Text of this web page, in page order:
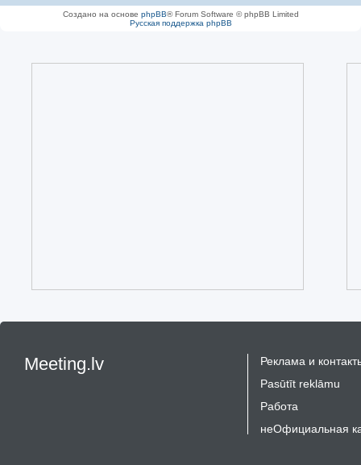
Создано на основе phpBB® Forum Software © phpBB Limited
Русская поддержка phpBB
Meeting.lv
Реклама и
Pasūtīt reklāmu
Работа
неОфициальная